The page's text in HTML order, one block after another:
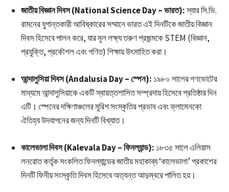
জাতীয় বিজ্ঞান দিবস (National Science Day – ভারত):স্যার সি.ভি.
রামনের যুগান্তকারী আবিষ্কারের সম্মানে ভারত এই দিনটিকে জাতীয় বিজ্ঞান
দিবস হিসেবে পালন করে, যার মূল লক্ষ্য তরুণ প্রজন্মকে STEM (বিজ্ঞান,
প্রযুক্তি, প্রকৌশল এবং গণিত) শিক্ষায় উৎসাহিত করা।
আন্দালুসিয়া দিবস (Andalusia Day – স্পেন): ১৯৮০ সালের গণভোটের
মাধ্যমে আন্দালুসিয়াকে একটি স্বায়ত্তশাসিত সম্প্রদায় হিসেবে প্রতিষ্ঠার দিন
এটি। স্পেনের দক্ষিণাঞ্চলের মুরিশ সংস্কৃতির প্রভাব এবং ফ্লামেনকো
ঐতিহ্য উদযাপনের জন্য দিনটি বিখ্যাত।
কালেভালা দিবস (Kalevala Day – ফিনল্যান্ড): ১৮৩৫ সালে এলিয়াস
লনরোত কর্তৃক সংকলিত ফিনল্যান্ডের জাতীয় মহাকাব্য ‘কালেভালা’ প্রকাশের
দিনটি ফিনীয় সংস্কৃতি দিবস হিসেবে অত্যন্ত আড়ম্বরে পালিত হয়।